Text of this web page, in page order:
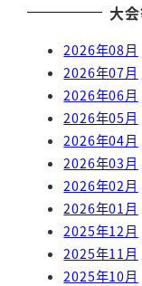
大
2026年08月
2026年07月
2026年06月
2026年05月
2026年04月
2026年03月
2026年02月
2026年01月
2025年12月
2025年11月
2025年10月